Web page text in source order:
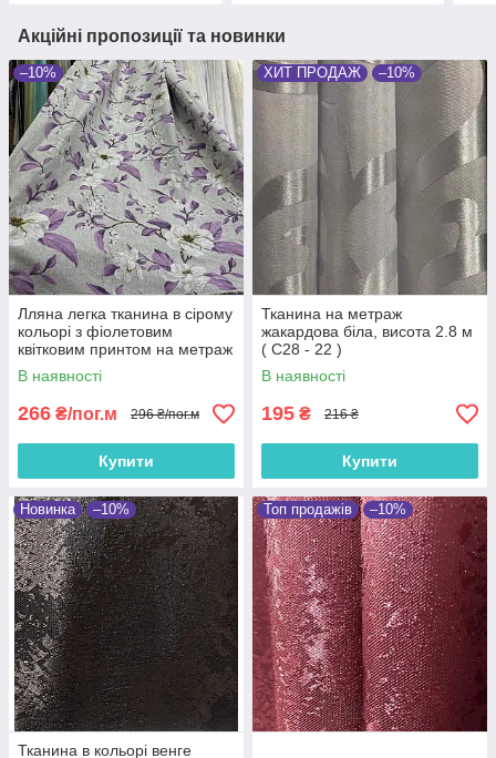
Акційні пропозиції та новинки
–10%
Лляна легка тканина в сірому
кольорі з фіолетовим
квітковим принтом на метраж
(M1-622-7)
В наявності
266 ₴/пог.м 296 ₴/пог.м
Купити
ХИТ ПРОДАЖ –10%
Тканина на метраж
жакардова біла, висота 2.8 м
( С28 - 22 )
В наявності
195 ₴ 216 ₴
Купити
Новинка –10%
Тканина в кольорі венге
Топ продажів –10%